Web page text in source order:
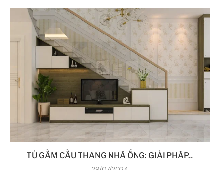
TỦ GẦM CẦU THANG NHÀ ỐNG: GIẢI PHÁP...